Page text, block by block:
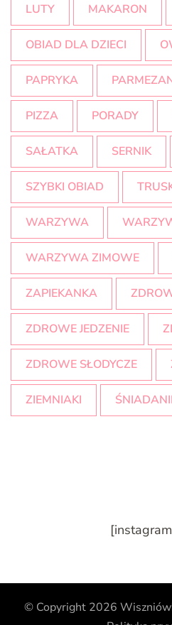
LUTY MAKARON
OBIAD DLA DZIECI
PAPRYKA
PIZZA PORADY
SAŁATKA SERNIK
SZYBKI OBIAD
WARZYWA
WARZYWA ZIMOWE
ZAPIEKANKA
ZDROWE JEDZENIE
ZDROWE SŁODYCZE
ZIEMNIAKI
© Copyright 2026